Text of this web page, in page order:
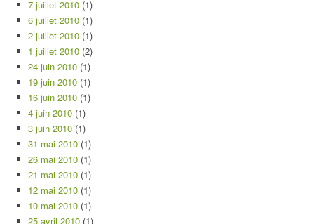
7 juillet 2010 (1)
6 juillet 2010 (1)
2 juillet 2010 (1)
1 juillet 2010 (2)
24 juin 2010 (1)
19 juin 2010 (1)
16 juin 2010 (1)
4 juin 2010 (1)
3 juin 2010 (1)
31 mai 2010 (1)
26 mai 2010 (1)
21 mai 2010 (1)
12 mai 2010 (1)
10 mai 2010 (1)
25 avril 2010 (1)